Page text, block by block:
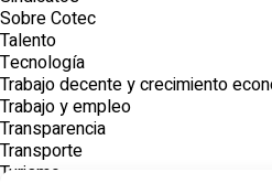
Sobre Cotec
Talento
Tecnología
Trabajo decente y crecimiento
Trabajo y empleo
Transparencia
Transporte
Turismo